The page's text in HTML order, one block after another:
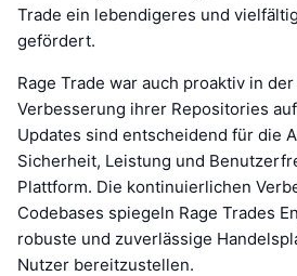
Trade ein lebendigeres und
gefördert.
Rage Trade war auch proaktiv in
Verbesserung ihrer Repositories
Updates sind entscheidend für die
Sicherheit, Leistung und
Plattform. Die kontinuierlichen
Codebases spiegeln Rage Trades
robuste und zuverlässige
Nutzer bereitzustellen.